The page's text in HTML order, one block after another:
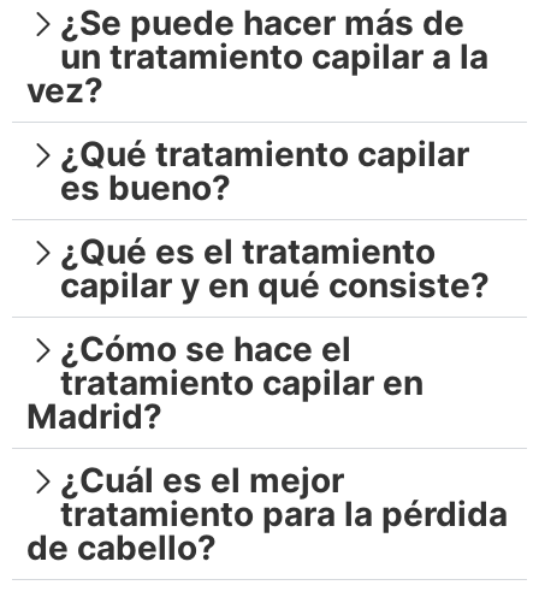
¿Se puede hacer más de
un tratamiento capilar a la
vez?
¿Qué tratamiento capilar
es bueno?
¿Qué es el tratamiento
capilar y en qué consiste?
¿Cómo se hace el
tratamiento capilar en
Madrid?
¿Cuál es el mejor
tratamiento para la pérdida
de cabello?